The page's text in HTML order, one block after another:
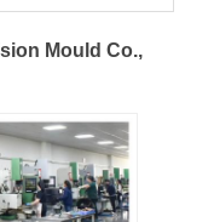
Mould Co.,